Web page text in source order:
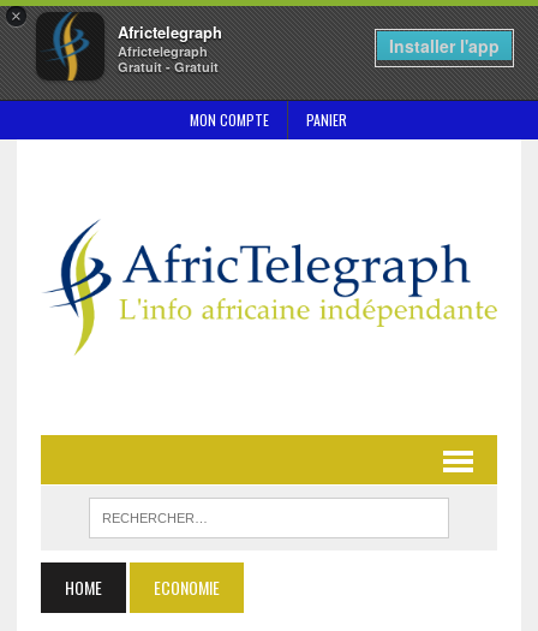
×
Africtelegraph
Africtelegraph
Gratuit - Gratuit
Installer l'app
MON COMPTE PANIER
HOME ECONOMIE